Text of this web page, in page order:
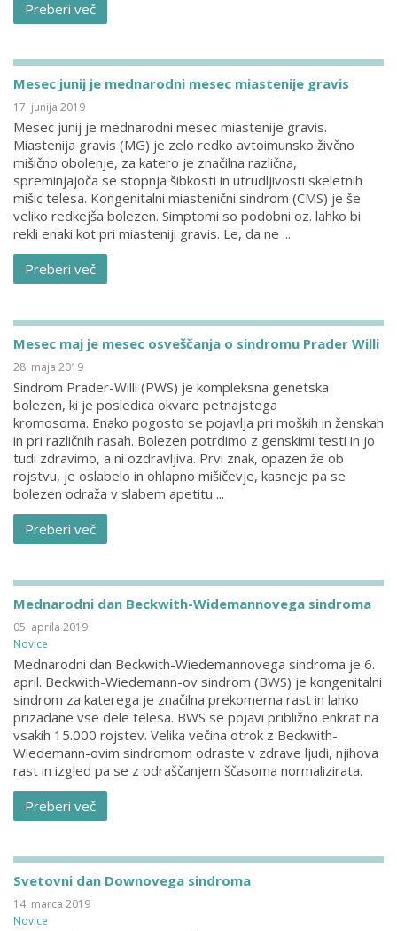
Preberi več
Mesec junij je mednarodni mesec miastenije gravis
17. junija 2019
Mesec junij je mednarodni mesec miastenije gravis.
Miastenija gravis (MG) je zelo redko avtoimunsko živčno
mišično obolenje, za katero je značilna različna,
spreminjajoča se stopnja šibkosti in utrudljivosti skeletnih
mišic telesa. Kongenitalni miastenični sindrom (CMS) je še
veliko redkejša bolezen. Simptomi so podobni oz. lahko bi
rekli enaki kot pri miasteniji gravis. Le, da ne ...
Preberi več
Mesec maj je mesec osveščanja o sindromu Prader Willi
28. maja 2019
Sindrom Prader-Willi (PWS) je kompleksna genetska
bolezen, ki je posledica okvare petnajstega
kromosoma. Enako pogosto se pojavlja pri moških in ženskah
in pri različnih rasah. Bolezen potrdimo z genskimi testi in jo
tudi zdravimo, a ni ozdravljiva. Prvi znak, opazen že ob
rojstvu, je oslabelo in ohlapno mišičevje, kasneje pa se
bolezen odraža v slabem apetitu ...
Preberi več
Mednarodni dan Beckwith-Widemannovega sindroma
05. aprila 2019
Novice
Mednarodni dan Beckwith-Wiedemannovega sindroma je 6.
april. Beckwith-Wiedemann-ov sindrom (BWS) je kongenitalni
sindrom za katerega je značilna prekomerna rast in lahko
prizadane vse dele telesa. BWS se pojavi približno enkrat na
vsakih 15.000 rojstev. Velika večina otrok z Beckwith-
Wiedemann-ovim sindromom odraste v zdrave ljudi, njihova
rast in izgled pa se z odraščanjem ščasoma normalizirata.
Preberi več
Svetovni dan Downovega sindroma
14. marca 2019
Novice